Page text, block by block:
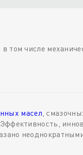
том числе
масел,